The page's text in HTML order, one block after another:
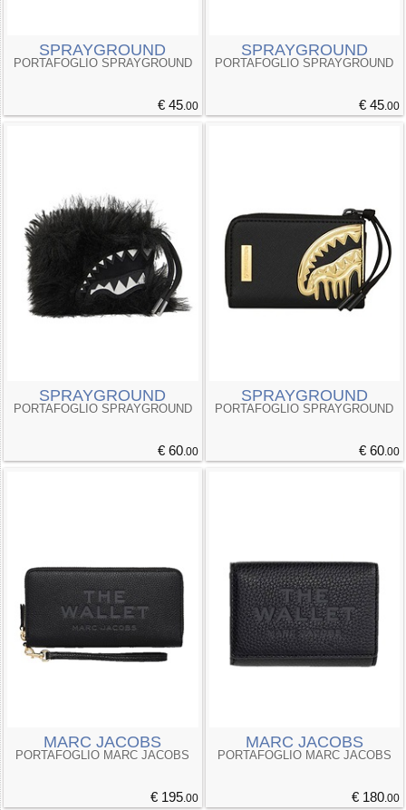
SPRAYGROUND
PORTAFOGLIO SPRAYGROUND
€ 45.00
SPRAYGROUND
PORTAFOGLIO SPRAYGROUND
€ 45.00
SPRAYGROUND
PORTAFOGLIO SPRAYGROUND
€ 60.00
SPRAYGROUND
PORTAFOGLIO SPRAYGROUND
€ 60.00
MARC JACOBS
PORTAFOGLIO MARC JACOBS
€ 195.00
MARC JACOBS
PORTAFOGLIO MARC JACOBS
€ 180 .00